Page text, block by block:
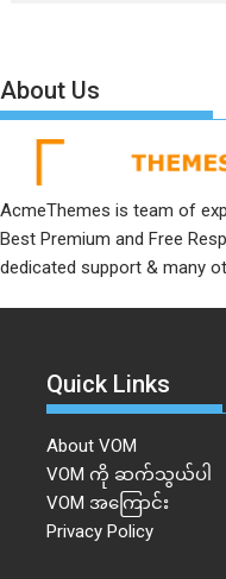
About Us
AcmeThemes is team of
Best Premium and Free
dedicated support & many
Quick Links
About VOM
VOM ကို ဆက်သွယ်ပါ
VOM အကြောင်း
Privacy Policy